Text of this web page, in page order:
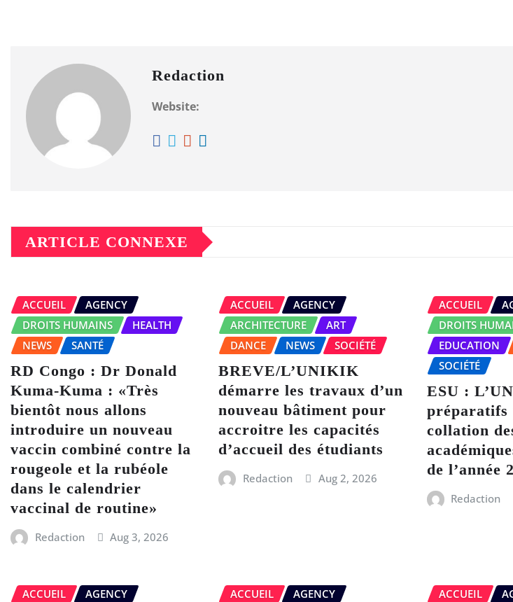
Redaction
Website:
ARTICLE CONNEXE
ACCUEIL
AGENCY
DROITS HUMAINS
HEALTH
NEWS
SANTÉ
RD Congo : Dr Donald
Kuma-Kuma : «Très
bientôt nous allons
introduire un nouveau
vaccin combiné contre la
rougeole et la rubéole
dans le calendrier
vaccinal de routine»
Redaction Aug 3, 2026
ACCUEIL
AGENCY
ARCHITECTURE
ART
DANCE
NEWS SOCIÉTÉ
BREVE/L’UNIKIK
démarre les travaux d’un
nouveau bâtiment pour
accroitre les capacités
d’accueil des étudiants
Redaction Aug 2, 2026
ACCUEIL
DROITS
EDUCATION
SOCIÉTÉ
ESU :
préparatifs
collation
de l’année
Redaction
ACCUEIL AGENCY ACCUEIL AGENCY ACCUEIL